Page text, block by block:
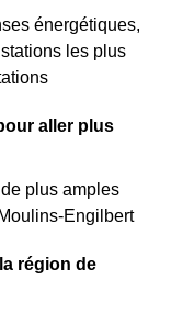
énergétiques,
les plus
aller plus
plus amples
Engilbert
région de